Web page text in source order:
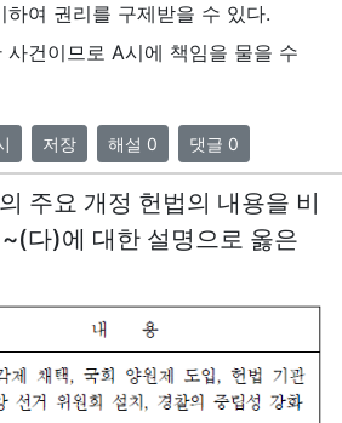
여 권리를 구제받을 수 있다.
건이므로 A시에 책임을 물을 수
저장 해설 0 댓글 0
주요 개정 헌법의 내용을 비
다)에 대한 설명으로 옳은